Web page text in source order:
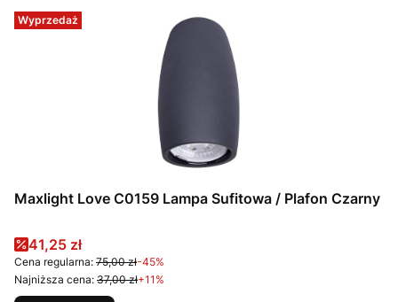
Wyprzedaż
Maxlight Love C0159 Lampa Sufitowa / Plafon Czarny
Cena promocyjna
41,25 zł
Cena regularna: 75,00 zł-45%
Najniższa cena: 37,00 zł+11%